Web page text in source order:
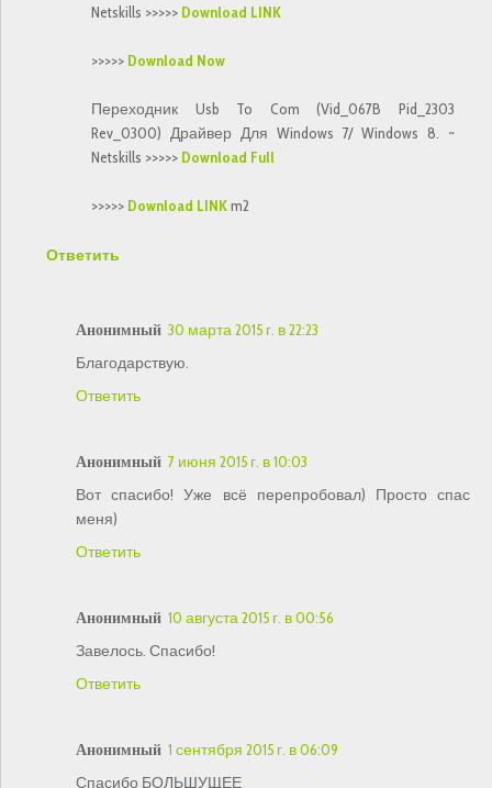
Netskills >>>>> Download LINK
>>>>> Download Now
Переходник Usb To Com (Vid_067B Pid_2303
Rev_0300) Драйвер Для Windows 7/ Windows 8. ~
Netskills >>>>> Download Full
>>>>> Download LINKm2
Ответить
Анонимный 30 марта 2015 г. в 22:23
Благодарствую.
Ответить
Анонимный 7 июня 2015 г. в 10:03
Вот спасибо! Уже всё перепробовал) Просто спас
меня)
Ответить
Анонимный 10 августа 2015 г. в 00:56
Завелось. Спасибо!
Ответить
Анонимный 1 сентября 2015 г. в 06:09
Спасибо БОЛЬШУЩЕЕ